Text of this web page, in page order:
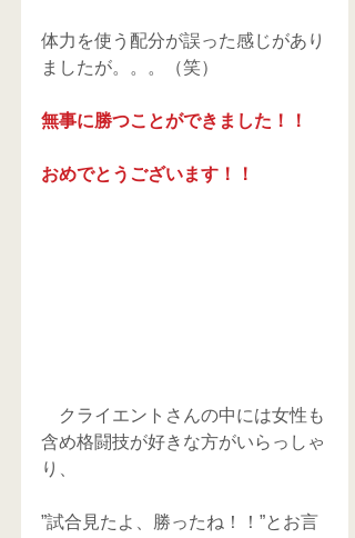
体力を使う配分が誤った感じがあり
ましたが。。。（笑）
無事に勝つことができました！！
おめでとうございます！！
クライエントさんの中には女性も
含め格闘技が好きな方がいらっしゃ
り、
”試合見たよ、勝ったね！！”とお言